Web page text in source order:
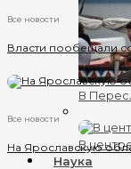
В
В
Наука
Все новости
Власти пообещали
Все новости
На Ярославскую